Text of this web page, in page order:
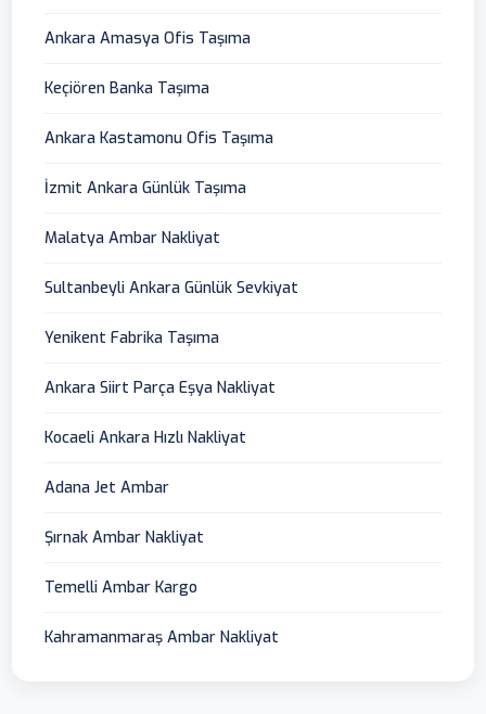
Ankara Amasya Ofis Taşıma
Keçiören Banka Taşıma
Ankara Kastamonu Ofis Taşıma
İzmit Ankara Günlük Taşıma
Malatya Ambar Nakliyat
Sultanbeyli Ankara Günlük Sevkiyat
Yenikent Fabrika Taşıma
Ankara Siirt Parça Eşya Nakliyat
Kocaeli Ankara Hızlı Nakliyat
Adana Jet Ambar
Şırnak Ambar Nakliyat
Temelli Ambar Kargo
Kahramanmaraş Ambar Nakliyat